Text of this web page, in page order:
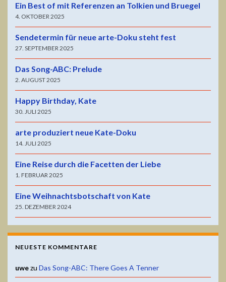
Ein Best of mit Referenzen an Tolkien und Bruegel
4. OKTOBER 2025
Sendetermin für neue arte-Doku steht fest
27. SEPTEMBER 2025
Das Song-ABC: Prelude
2. AUGUST 2025
Happy Birthday, Kate
30. JULI 2025
arte produziert neue Kate-Doku
14. JULI 2025
Eine Reise durch die Facetten der Liebe
1. FEBRUAR 2025
Eine Weihnachtsbotschaft von Kate
25. DEZEMBER 2024
NEUESTE KOMMENTARE
uwezu Das Song-ABC: There Goes A Tenner